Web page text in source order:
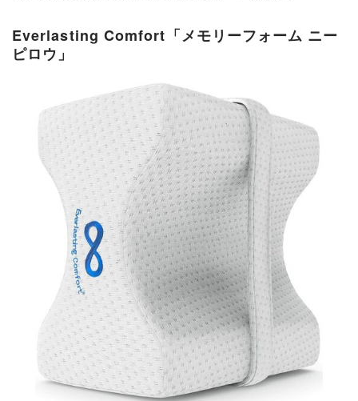
Everlasting Comfort「メモリーフォーム ニー
ピロウ」